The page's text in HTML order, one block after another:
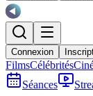
Connexion
FilmsCélébrités
Séances